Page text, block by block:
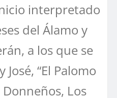
interpretado
del Álamo y
a los que se
“El Palomo
Donneños, Los